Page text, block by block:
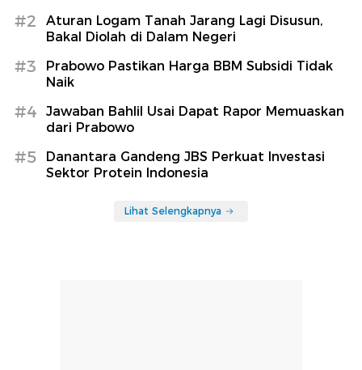
#2
Aturan Logam Tanah Jarang Lagi Disusun,
Bakal Diolah di Dalam Negeri
#3
Prabowo Pastikan Harga BBM Subsidi Tidak
Naik
#4
Jawaban Bahlil Usai Dapat Rapor Memuaskan
dari Prabowo
#5
Danantara Gandeng JBS Perkuat Investasi
Sektor Protein Indonesia
Lihat Selengkapnya